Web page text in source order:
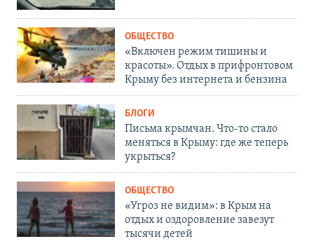
ОБЩЕСТВО
«Включен режим тишины и
красоты». Отдых в прифронтовом
Крыму без интернета и бензина
БЛОГИ
Письма крымчан. Что-то стало
меняться в Крыму: где же теперь
укрыться?
ОБЩЕСТВО
«Угроз не видим»: в Крым на
отдых и оздоровление завезут
тысячи детей